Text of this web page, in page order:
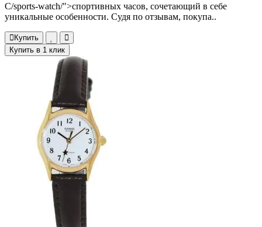
C/sports-watch/">спортивных часов, сочетающий в себе
уникальные особенности. Судя по отзывам, покупа..
Купить
Купить в 1 клик